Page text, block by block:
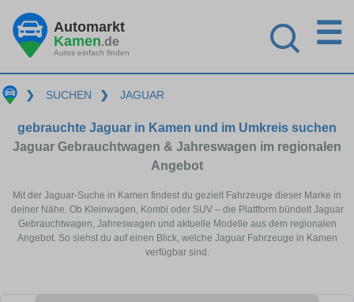
Automarkt
Kamen.de
Autos einfach finden
☰
❯ SUCHEN ❯ JAGUAR
gebrauchte Jaguar in Kamen und im Umkreis suchen
Jaguar Gebrauchtwagen & Jahreswagen im regionalen
Angebot
Mit der Jaguar-Suche in Kamen findest du gezielt Fahrzeuge dieser Marke in
deiner Nähe. Ob Kleinwagen, Kombi oder SUV – die Plattform bündelt Jaguar
Gebrauchtwagen, Jahreswagen und aktuelle Modelle aus dem regionalen
Angebot. So siehst du auf einen Blick, welche Jaguar Fahrzeuge in Kamen
verfügbar sind.